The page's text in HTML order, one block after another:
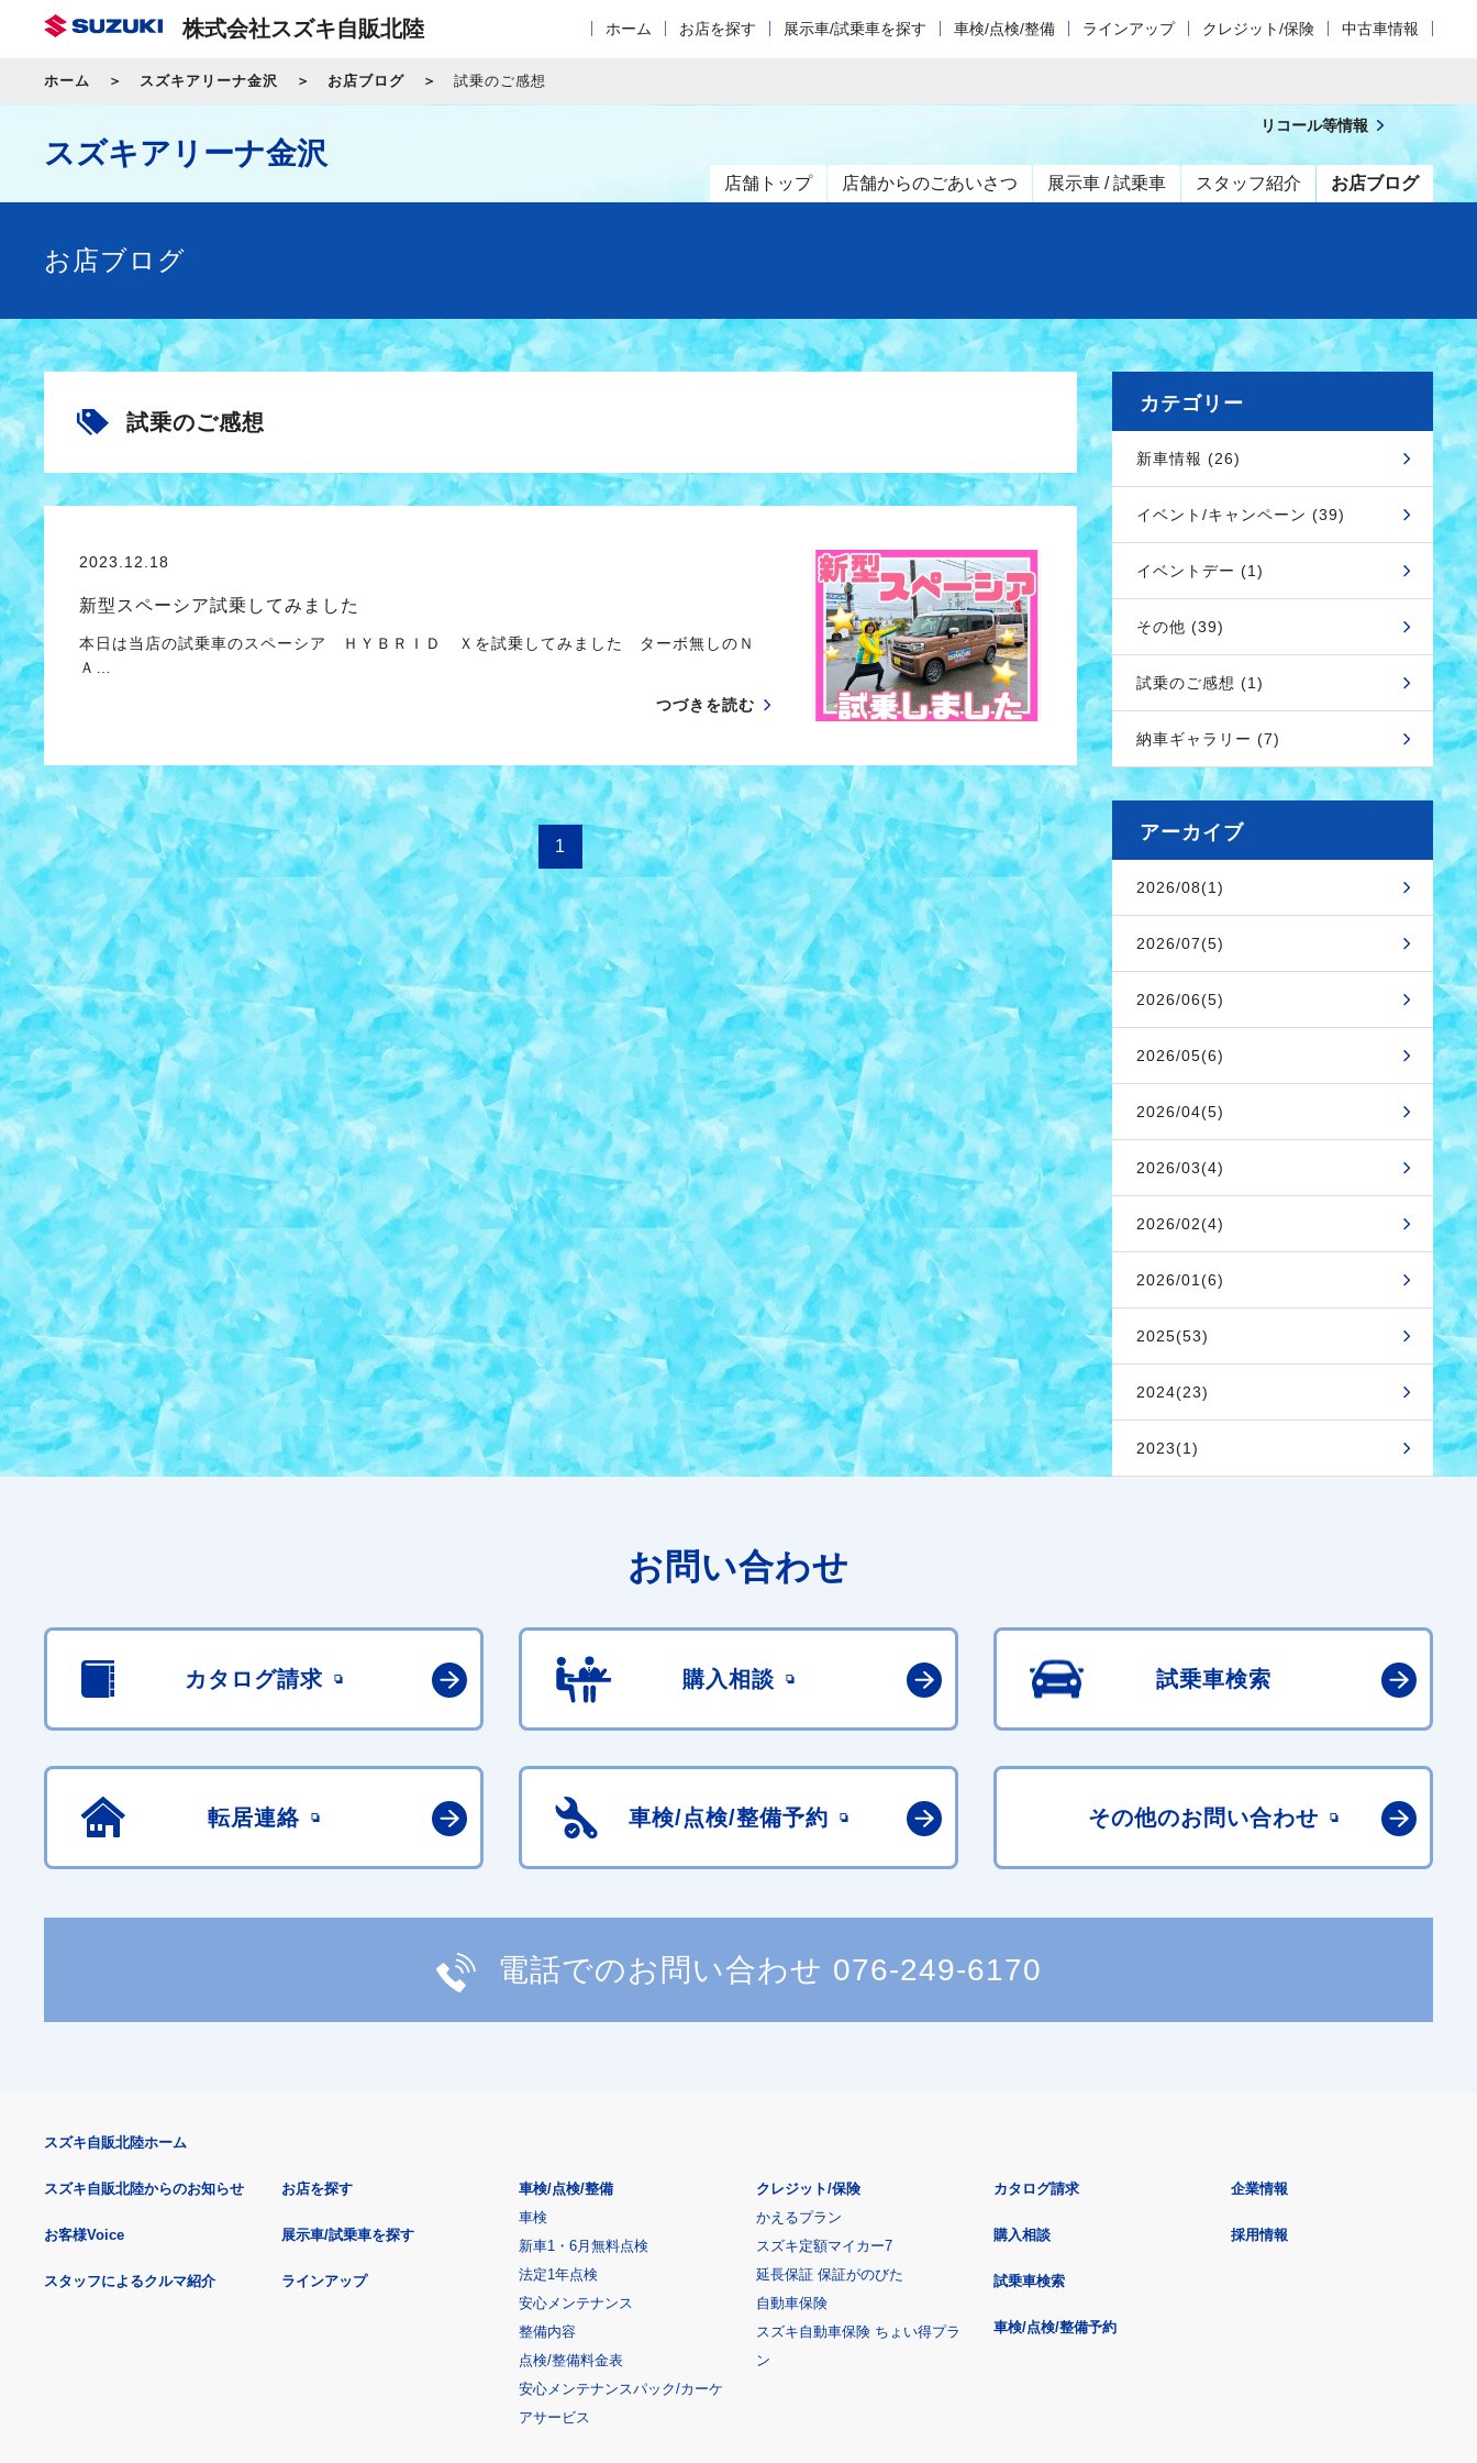
株式会社スズキ自販北陸 ホーム お店を探す 展示車/試乗車を探す 車検/点検/整備 ラインアップ クレジット/保険 中古車情報
ホーム スズキアリーナ金沢 お店ブログ 試乗のご感想
スズキアリーナ金沢
店舗トップ 店舗からのごあいさつ 展示車 / 試乗車 スタッフ紹介 お店ブログ
リコール等情報
お店ブログ
試乗のご感想
2023.12.18
新型スペーシア試乗してみました
本日は当店の試乗車のスペーシア ＨＹＢＲＩＤ Ｘを試乗してみました ターボ無しのＮ
Ａ…
つづきを読む
1
カテゴリー
新車情報 (26)
イベント/キャンペーン (39)
イベントデー (1)
その他 (39)
試乗のご感想 (1)
納車ギャラリー (7)
アーカイブ
2026/08(1)
2026/07(5)
2026/06(5)
2026/05(6)
2026/04(5)
2026/03(4)
2026/02(4)
2026/01(6)
2025(53)
2024(23)
2023(1)
お問い合わせ
カタログ請求 購入相談 試乗車検索
転居連絡 車検/点検/整備予約 その他のお問い合わせ
電話でのお問い合わせ 076-249-6170
スズキ自販北陸ホーム
スズキ自販北陸からのお知らせ
お客様Voice
スタッフによるクルマ紹介
お店を探す
展示車/試乗車を探す
ラインアップ
車検/点検/整備
車検
新車1・6月無料点検
法定1年点検
安心メンテナンス
整備内容
点検/整備料金表
安心メンテナンスパック/カーケ
アサービス
クレジット/保険
かえるプラン
スズキ定額マイカー7
延長保証 保証がのびた
自動車保険
スズキ自動車保険 ちょい得プラ
ン
カタログ請求
購入相談
試乗車検索
車検/点検/整備予約
企業情報
採用情報